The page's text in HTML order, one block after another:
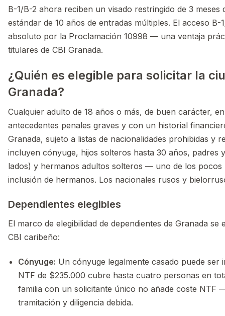
B-1/B-2 ahora reciben un visado restringido de 3
estándar de 10 años de entradas múltiples. El acceso
absoluto por la Proclamación 10998 — una ventaja
titulares de CBI Granada.
¿Quién es elegible para solicitar la
Granada?
Cualquier adulto de 18 años o más, de buen carácter,
antecedentes penales graves y con un historial
Granada, sujeto a listas de nacionalidades prohibidas y
incluyen cónyuge, hijos solteros hasta 30 años, padres
lados) y hermanos adultos solteros — uno de los
inclusión de hermanos. Los nacionales rusos y
Dependientes elegibles
El marco de elegibilidad de dependientes de Granada
CBI caribeño:
Cónyuge: Un cónyuge legalmente casado puede ser
NTF de $235.000 cubre hasta cuatro personas en
familia con un solicitante único no añade coste NTF
tramitación y diligencia debida.